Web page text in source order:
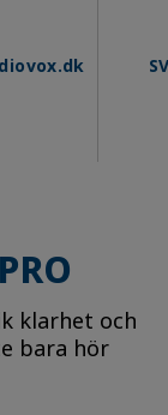
klarhet och
bara hör